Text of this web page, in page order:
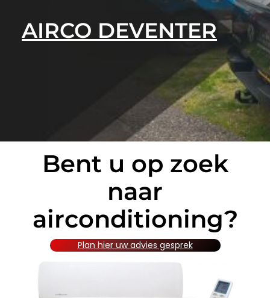
AIRCO DEVENTER
Bent u op zoek
naar
airconditioning?
Plan hier uw advies gesprek